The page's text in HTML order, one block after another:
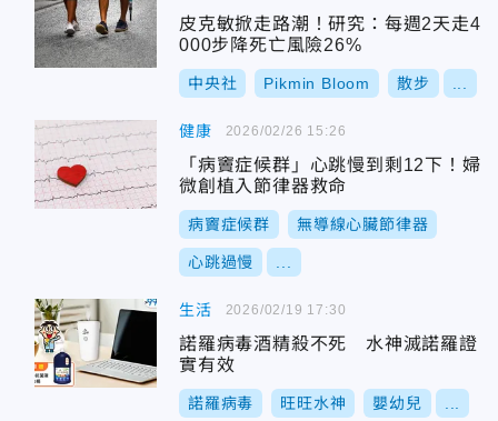
皮克敏掀走路潮！研究：每週2天走4
000步降死亡風險26%
中央社 Pikmin Bloom 散步
健康
「病竇症候群」心跳慢到剩12下！婦
微創植入節律器救命
病竇症候群 無導線心臟節律器
心跳過慢
2026/02/26 15:26
生活
諾羅病毒酒精殺不死 水神滅諾羅證
實有效
諾羅病毒 旺旺水神 嬰幼兒
2026/02/19 17:30